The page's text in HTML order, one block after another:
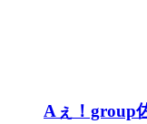
Aぇ！group